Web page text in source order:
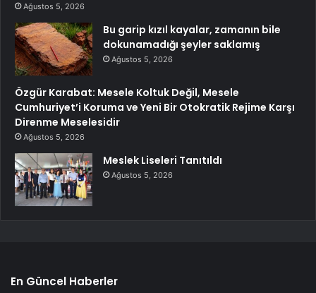
Ağustos 5, 2026
Bu garip kızıl kayalar, zamanın bile
dokunamadığı şeyler saklamış
Ağustos 5, 2026
Özgür Karabat: Mesele Koltuk Değil, Mesele
Cumhuriyet’i Koruma ve Yeni Bir Otokratik Rejime Karşı
Direnme Meselesidir
Ağustos 5, 2026
Meslek Liseleri Tanıtıldı
Ağustos 5, 2026
En Güncel Haberler